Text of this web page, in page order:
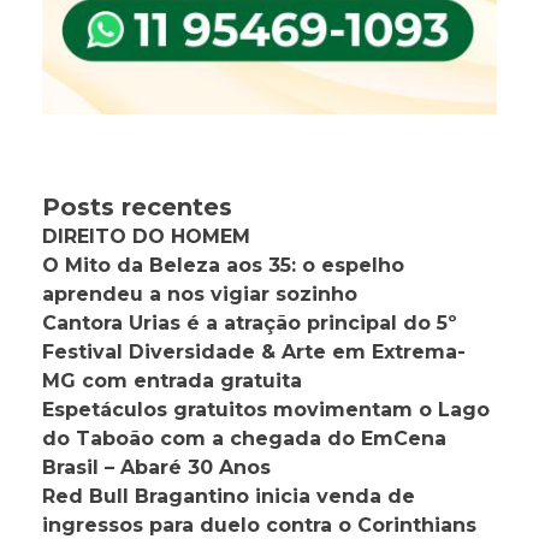
Posts recentes
DIREITO DO HOMEM
O Mito da Beleza aos 35: o espelho
aprendeu a nos vigiar sozinho
Cantora Urias é a atração principal do 5º
Festival Diversidade & Arte em Extrema-
MG com entrada gratuita
Espetáculos gratuitos movimentam o Lago
do Taboão com a chegada do EmCena
Brasil – Abaré 30 Anos
Red Bull Bragantino inicia venda de
ingressos para duelo contra o Corinthians